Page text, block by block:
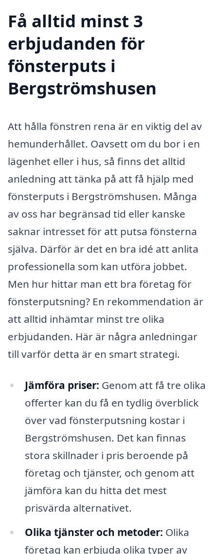
Få alltid minst 3
erbjudanden för
fönsterputs i
Bergströmshusen
Att hålla fönstren rena är en viktig del av
hemunderhållet. Oavsett om du bor i en
lägenhet eller i hus, så finns det alltid
anledning att tänka på att få hjälp med
fönsterputs i Bergströmshusen. Många
av oss har begränsad tid eller kanske
saknar intresset för att putsa fönsterna
själva. Därför är det en bra idé att anlita
professionella som kan utföra jobbet.
Men hur hittar man ett bra företag för
fönsterputsning? En rekommendation är
att alltid inhämtar minst tre olika
erbjudanden. Här är några anledningar
till varför detta är en smart strategi.
Jämföra priser: Genom att få tre olika
offerter kan du få en tydlig överblick
över vad fönsterputsning kostar i
Bergströmshusen. Det kan finnas
stora skillnader i pris beroende på
företag och tjänster, och genom att
jämföra kan du hitta det mest
prisvärda alternativet.
Olika tjänster och metoder: Olika
företag kan erbjuda olika typer av